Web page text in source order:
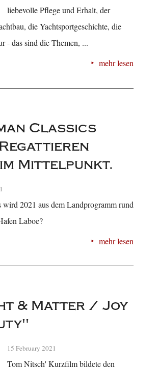
liebevolle Pflege und Erhalt, der
die Yachtsportgeschichte, die
- das sind die Themen, ...
mehr lesen
Classics
Mittelpunkt.
2021 aus dem Landprogramm rund
Laboe?
mehr lesen
& Matter / Joy
15 February 2021
Tom Nitsch' Kurzfilm bildete den